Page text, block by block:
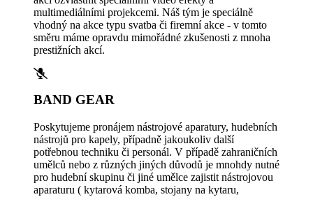
multimediálními projekcemi. Náš tým je speciálně
vhodný na akce typu svatba či firemní akce - v tomto
směru máme opravdu mimořádné zkušenosti z mnoha
prestižních akcí.
BAND GEAR
Poskytujeme pronájem nástrojové aparatury, hudebních
nástrojů pro kapely, případně jakoukoliv další
potřebnou techniku či personál. V případě zahraničních
umělců nebo z různých jiných důvodů je mnohdy nutné
pro hudební skupinu či jiné umělce zajistit nástrojovou
aparaturu ( kytarová komba, stojany na kytaru,